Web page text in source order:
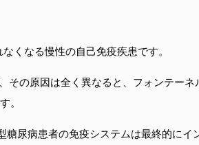
くなる慢性の自己免疫疾患です。
その原因は全く異なると、フォンテー
。
糖尿病患者の免疫システムは最終的に